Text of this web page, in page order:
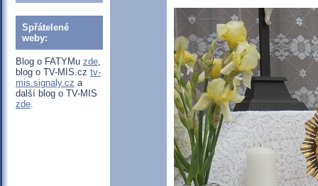
Spřátelené
weby:
Blog o FATYMu zde,
blog o TV-MIS.cz tv-
mis.signaly.cz a
další blog o TV-MIS
zde.